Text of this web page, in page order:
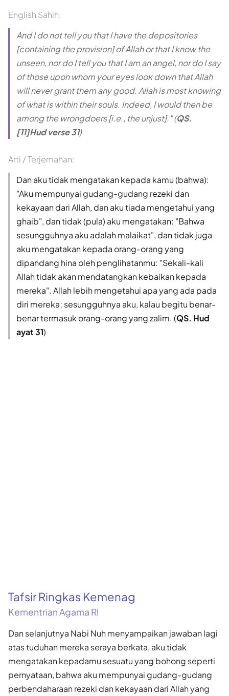
English Sahih:
And I do not tell you that I have the depositories
[containing the provision] of Allah or that I know the
unseen, nor do I tell you that I am an angel, nor do I say
of those upon whom your eyes look down that Allah
will never grant them any good. Allah is most knowing
of what is within their souls. Indeed, I would then be
among the wrongdoers [i.e., the unjust]." (QS.
[11]Hud verse 31)
Arti / Terjemahan:
Dan aku tidak mengatakan kepada kamu (bahwa):
"Aku mempunyai gudang-gudang rezeki dan
kekayaan dari Allah, dan aku tiada mengetahui yang
ghaib", dan tidak (pula) aku mengatakan: "Bahwa
sesungguhnya aku adalah malaikat", dan tidak juga
aku mengatakan kepada orang-orang yang
dipandang hina oleh penglihatanmu: "Sekali-kali
Allah tidak akan mendatangkan kebaikan kepada
mereka". Allah lebih mengetahui apa yang ada pada
diri mereka; sesungguhnya aku, kalau begitu benar-
benar termasuk orang-orang yang zalim. (QS. Hud
ayat 31)
Tafsir Ringkas Kemenag
Kementrian Agama RI
Dan selanjutnya Nabi Nuh menyampaikan jawaban lagi
atas tuduhan mereka seraya berkata, aku tidak
mengatakan kepadamu sesuatu yang bohong seperti
pernyataan, bahwa aku mempunyai gudang-gudang
perbendaharaan rezeki dan kekayaan dari Allah yang